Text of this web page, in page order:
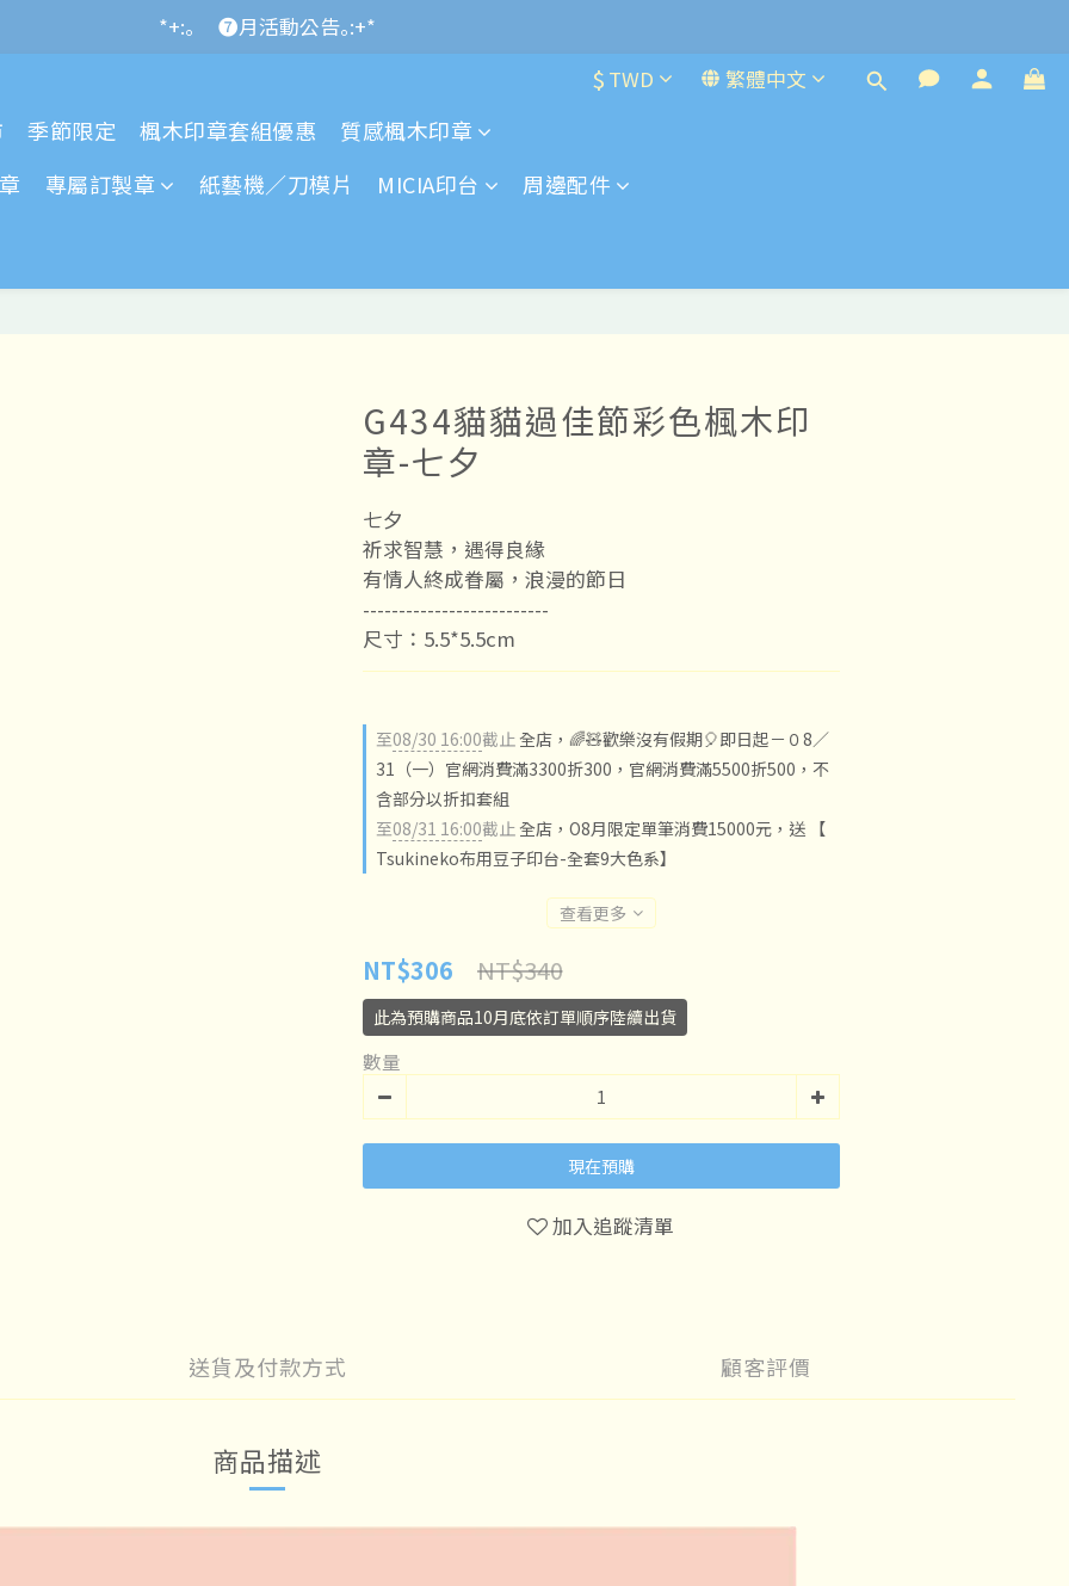
*+:｡\new / !🌌 官網消費滿千折百~RUN~:+*
*+:｡     ❼月活動公告｡:+*
$ TWD 繁體中文
季節限定 楓木印章套組優惠
質感楓木印章
專屬訂製章 紙藝機／刀模片 MICIA印台 周邊配件
G434貓貓過佳節彩色楓木印
章-七夕
七夕
祈求智慧，遇得良緣
有情人終成眷屬，浪漫的節日
--------------------------
尺寸：5.5*5.5cm
至08/30 16:00截止全店，🌈🧸歡樂沒有假期🎈即日起－０8／
31（一）官網消費滿3300折300，官網消費滿5500折500，不
含部分以折扣套組
至08/31 16:00截止全店，O8月限定單筆消費15000元，送 【
Tsukineko布用豆子印台-全套9大色系】
查看更多
NT$306 NT$340
此為預購商品10月底依訂單順序陸續出貨
數量
現在預購
加入追蹤清單
送貨及付款方式 顧客評價
商品描述